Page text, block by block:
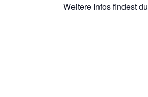
Weitere Infos findest du